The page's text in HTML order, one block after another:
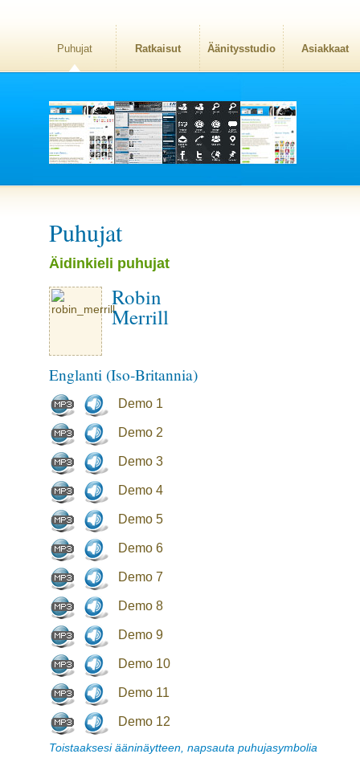
Puhujat Ratkaisut Äänitysstudio Asiakkaat
Puhujat
Äidinkieli puhujat
Robin
Merrill
Englanti (Iso-Britannia)
Demo 1
Demo 2
Demo 3
Demo 4
Demo 5
Demo 6
Demo 7
Demo 8
Demo 9
Demo 10
Demo 11
Demo 12
Toistaaksesi ääninäytteen, napsauta puhujasymbolia